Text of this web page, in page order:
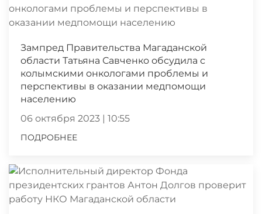
Зампред Правительства Магаданской
области Татьяна Савченко обсудила с
колымскими онкологами проблемы и
перспективы в оказании медпомощи
населению
06 октября 2023 | 10:55
ПОДРОБНЕЕ